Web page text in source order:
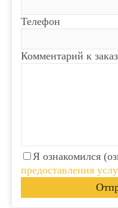
Телефон
Комментарий к
Я ознакомился
предоставления